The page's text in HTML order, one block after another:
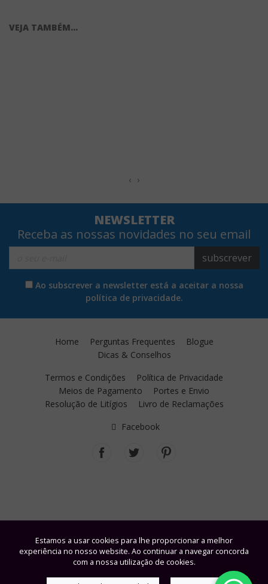
VEJA TAMBÉM...
‹ ›
Estamos a usar cookies para lhe proporcionar a melhor
experiência no nosso website. Ao continuar a navegar concorda
com a nossa utilização de cookies.
NEWSLETTER
Receba as nossas novidades no seu email
subscrever
Ao subscrever a newsletter está a aceitar a nossa
política de privacidade.
Home Perguntas Frequentes
Blogue
Dicas & Conselhos
Termos e Condições
Política de Privacidade
Meios de Pagamento
Portes e Envio
Resolução de Litígios
Livro de Reclamações
Facebook